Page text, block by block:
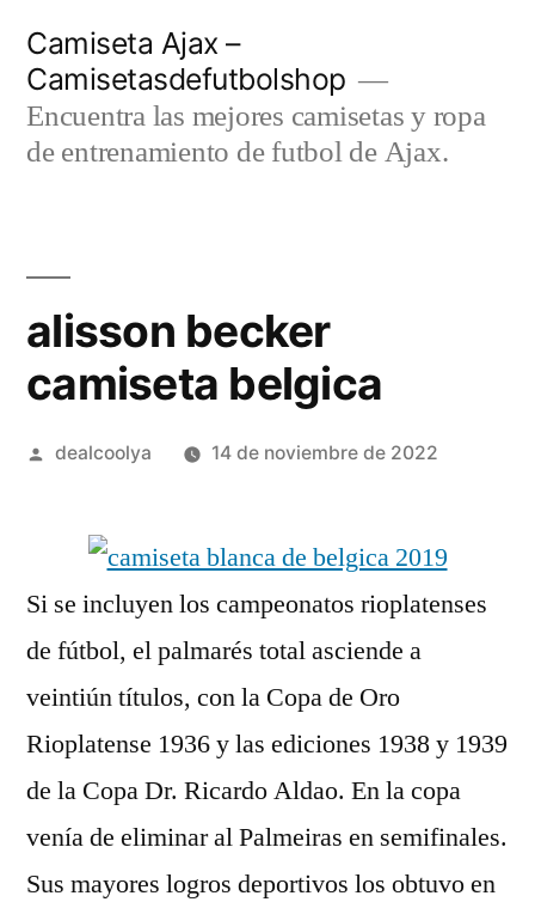
contenido
Camiseta Ajax –
Camisetasdefutbolshop
Encuentra las mejores camisetas y ropa
de entrenamiento de futbol de Ajax.
alisson becker
camiseta belgica
Publicado
dealcoolya 14 de noviembre de 2022
Si se incluyen los campeonatos rioplatenses
de fútbol, el palmarés total asciende a
veintiún títulos, con la Copa de Oro
Rioplatense 1936 y las ediciones 1938 y 1939
de la Copa Dr. Ricardo Aldao. En la copa
venía de eliminar al Palmeiras en semifinales.
Sus mayores logros deportivos los obtuvo en